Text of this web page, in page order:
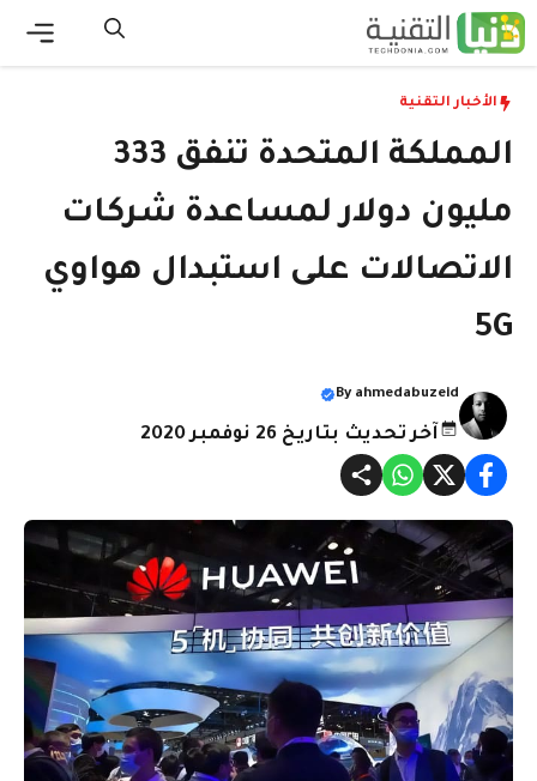
انتقل
إلى
الأخبار التقنية
المملكة المتحدة تنفق 333
مليون دولار لمساعدة شركات
الاتصالات على استبدال هواوي
5G
By ahmedabuzeid
آخر تحديث بتاريخ 26 نوفمبر 2020